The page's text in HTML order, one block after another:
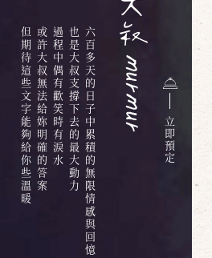
六百多天的日子中累積的無限情感與回憶
也是大叔支撐下去的最大動力
過程中偶有歡笑時有淚水
或許大叔無法給妳明確的答案
但期待這些文字能夠給你些溫暖 立
即
預
定